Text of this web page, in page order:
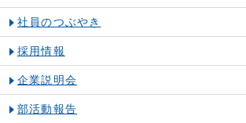
社員のつぶやき
採用情報
企業説明会
部活動報告